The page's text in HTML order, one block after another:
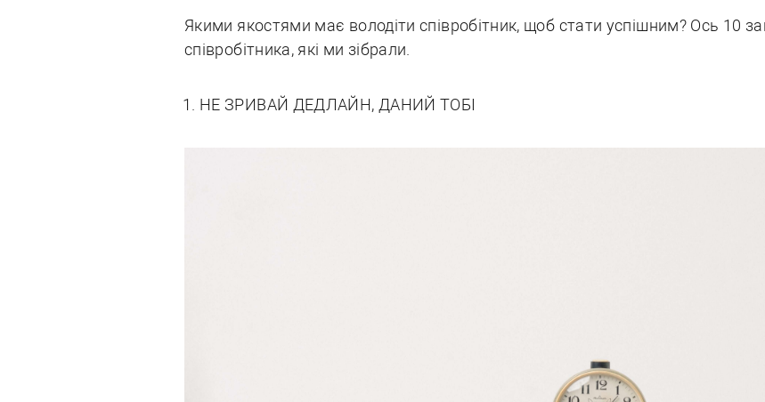
Якими якостями має володіти співробітник, щоб стати успішним? Ось 10
співробітника, які ми зібрали.
НЕ ЗРИВАЙ ДЕДЛАЙН, ДАНИЙ ТОБІ